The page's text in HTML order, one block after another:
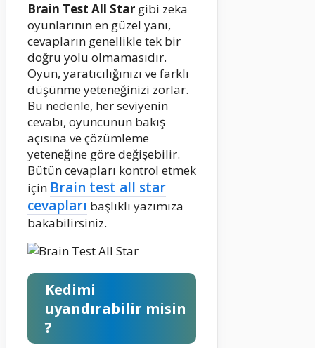
Brain Test All Star gibi zeka
oyunlarının en güzel yanı,
cevapların genellikle tek bir
doğru yolu olmamasıdır.
Oyun, yaratıcılığınızı ve farklı
düşünme yeteneğinizi zorlar.
Bu nedenle, her seviyenin
cevabı, oyuncunun bakış
açısına ve çözümleme
yeteneğine göre değişebilir.
Bütün cevapları kontrol etmek
için Brain test all star
cevapları başlıklı yazımıza
bakabilirsiniz.
Kedimi
uyandırabilir misin
?